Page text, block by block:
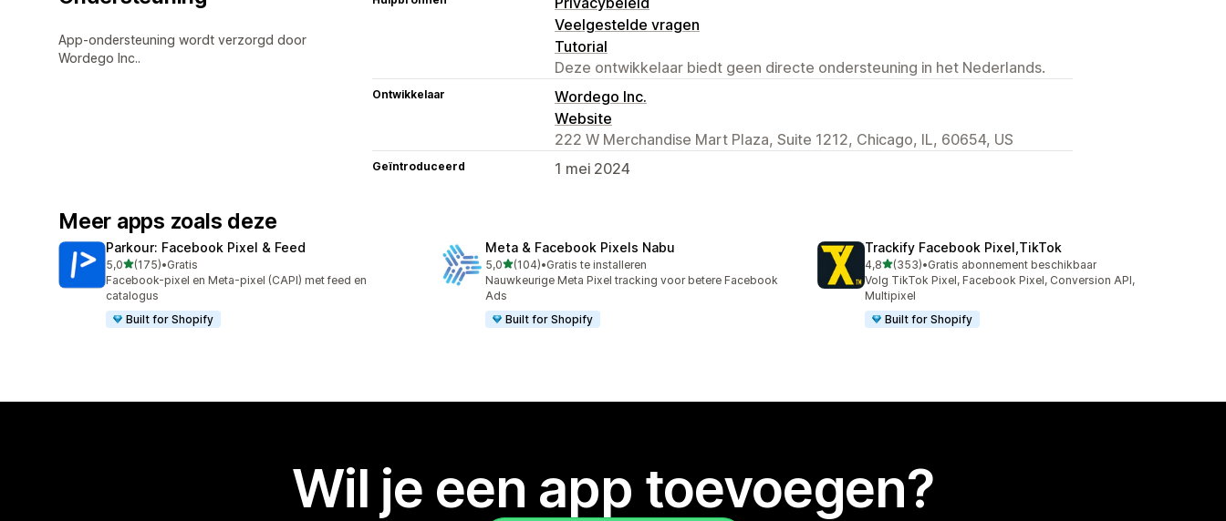
App-ondersteuning wordt verzorgd door
Wordego Inc..
Veelgestelde vragen
Tutorial
Deze ontwikkelaar biedt geen directe ondersteuning in het Nederlands.
Ontwikkelaar
Wordego Inc.
Website
222 W Merchandise Mart Plaza, Suite 1212, Chicago, IL, 60654, US
Geïntroduceerd 1 mei 2024
Meer apps zoals deze
Parkour: Facebook Pixel & Feed
5,0van 5 sterren
(175)
175 recensies in totaal
•Gratis
Facebook-pixel en Meta-pixel (CAPI) met feed en
catalogus
Built for Shopify
Meta & Facebook Pixels Nabu
5,0van 5 sterren
(104)
104 recensies in totaal
•Gratis te installeren
Nauwkeurige Meta Pixel tracking voor betere Facebook
Ads
Built for Shopify
Trackify Facebook Pixel,TikTok
4,8van 5 sterren
(353)
353 recensies in totaal
•Gratis abonnement beschikbaar
Volg TikTok Pixel, Facebook Pixel, Conversion API,
Multipixel
Built for Shopify
Wil je een app toevoegen?